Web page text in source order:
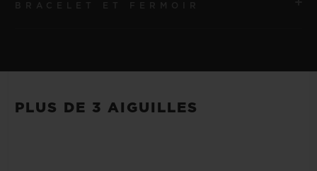
Environ 48 heures
BRACELET
PLUS DE 3 AIGUILLES